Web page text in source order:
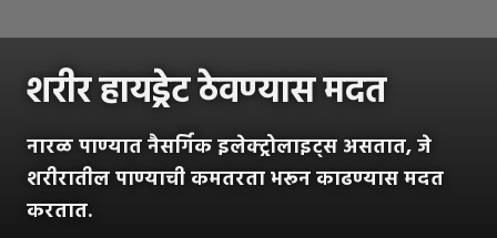
शरीर हायड्रेट ठेवण्यास मदत
नारळ पाण्यात नैसर्गिक इलेक्ट्रोलाइट्स असतात, जे
शरीरातील पाण्याची कमतरता भरून काढण्यास मदत
करतात.